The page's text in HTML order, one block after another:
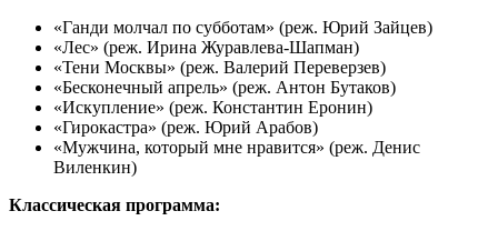
«Ганди молчал по субботам» (реж. Юрий Зайцев)
«Лес» (реж. Ирина Журавлева-Шапман)
«Тени Москвы» (реж. Валерий Переверзев)
«Бесконечный апрель» (реж. Антон Бутаков)
«Искупление» (реж. Константин Еронин)
«Гирокастра» (реж. Юрий Арабов)
«Мужчина, который мне нравится» (реж. Денис
Виленкин)
Классическая программа: